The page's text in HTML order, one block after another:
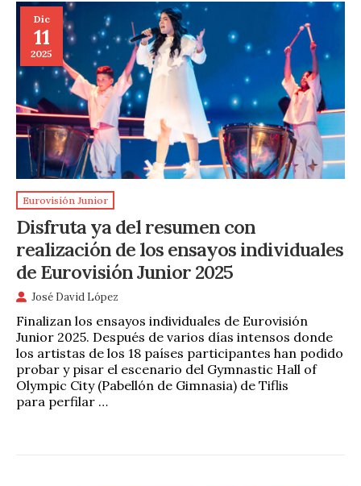
Dic
11
2025
Eurovisión Junior
Disfruta ya del resumen con
realización de los ensayos individuales
de Eurovisión Junior 2025
José David López
Finalizan los ensayos individuales de Eurovisión
Junior 2025. Después de varios días intensos donde
los artistas de los 18 países participantes han podido
probar y pisar el escenario del Gymnastic Hall of
Olympic City (Pabellón de Gimnasia) de Tiflis
para perfilar …